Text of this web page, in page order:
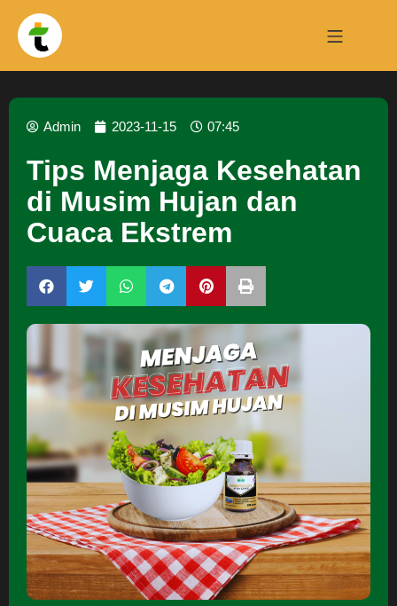
Admin 2023-11-15 07:45
Tips Menjaga Kesehatan
di Musim Hujan dan
Cuaca Ekstrem